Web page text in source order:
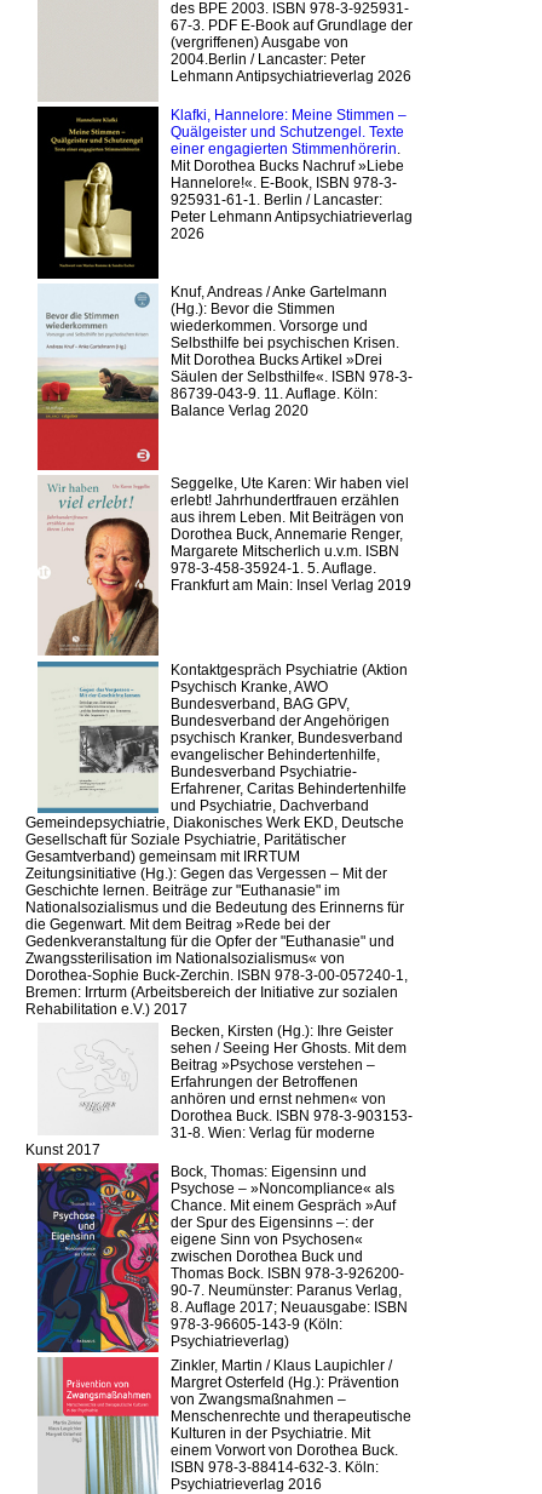
des BPE 2003. ISBN 978-3-925931-
67-3. PDF E-Book auf Grundlage der
(vergriffenen) Ausgabe von
2004.Berlin / Lancaster: Peter
Lehmann Antipsychiatrieverlag 2026
Klafki, Hannelore: Meine Stimmen –
Quälgeister und Schutzengel. Texte
einer engagierten Stimmenhörerin.
Mit Dorothea Bucks Nachruf »Liebe
Hannelore!«. E-Book, ISBN 978-3-
925931-61-1. Berlin / Lancaster:
Peter Lehmann Antipsychiatrieverlag
2026
Knuf, Andreas / Anke Gartelmann
(Hg.): Bevor die Stimmen
wiederkommen. Vorsorge und
Selbsthilfe bei psychischen Krisen.
Mit Dorothea Bucks Artikel »Drei
Säulen der Selbsthilfe«. ISBN 978-3-
86739-043-9. 11. Auflage. Köln:
Balance Verlag 2020
Seggelke, Ute Karen: Wir haben viel
erlebt! Jahrhundertfrauen erzählen
aus ihrem Leben. Mit Beiträgen von
Dorothea Buck, Annemarie Renger,
Margarete Mitscherlich u.v.m. ISBN
978-3-458-35924-1. 5. Auflage.
Frankfurt am Main: Insel Verlag 2019
Kontaktgespräch Psychiatrie (Aktion
Psychisch Kranke, AWO
Bundesverband, BAG GPV,
Bundesverband der Angehörigen
psychisch Kranker, Bundesverband
evangelischer Behindertenhilfe,
Bundesverband Psychiatrie-
Erfahrener, Caritas Behindertenhilfe
und Psychiatrie, Dachverband
Gemeindepsychiatrie, Diakonisches Werk EKD, Deutsche
Gesellschaft für Soziale Psychiatrie, Paritätischer
Gesamtverband) gemeinsam mit IRRTUM
Zeitungsinitiative (Hg.): Gegen das Vergessen – Mit der
Geschichte lernen. Beiträge zur "Euthanasie" im
Nationalsozialismus und die Bedeutung des Erinnerns für
die Gegenwart. Mit dem Beitrag »Rede bei der
Gedenkveranstaltung für die Opfer der "Euthanasie" und
Zwangssterilisation im Nationalsozialismus« von
Dorothea-Sophie Buck-Zerchin. ISBN 978-3-00-057240-1,
Bremen: Irrturm (Arbeitsbereich der Initiative zur sozialen
Rehabilitation e.V.) 2017
Becken, Kirsten (Hg.): Ihre Geister
sehen / Seeing Her Ghosts. Mit dem
Beitrag »Psychose verstehen –
Erfahrungen der Betroffenen
anhören und ernst nehmen« von
Dorothea Buck. ISBN 978-3-903153-
31-8. Wien: Verlag für moderne
Kunst 2017
Bock, Thomas: Eigensinn und
Psychose – »Noncompliance« als
Chance. Mit einem Gespräch »Auf
der Spur des Eigensinns –: der
eigene Sinn von Psychosen«
zwischen Dorothea Buck und
Thomas Bock. ISBN 978-3-926200-
90-7. Neumünster: Paranus Verlag,
8. Auflage 2017; Neuausgabe: ISBN
978-3-96605-143-9 (Köln:
Psychiatrieverlag)
Zinkler, Martin / Klaus Laupichler /
Margret Osterfeld (Hg.): Prävention
von Zwangsmaßnahmen –
Menschenrechte und therapeutische
Kulturen in der Psychiatrie. Mit
einem Vorwort von Dorothea Buck.
ISBN 978-3-88414-632-3. Köln:
Psychiatrieverlag 2016